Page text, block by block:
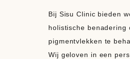
Bij Sisu Clinic bieden
holistische benadering
pigmentvlekken te
Wij geloven in een